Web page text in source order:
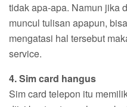
tidak apa-apa. Namun jika
muncul tulisan apapun,
mengatasi hal tersebut
service.
4. Sim card hangus
Sim card telepon itu